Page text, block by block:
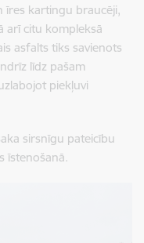
īres kartingu braucēji,
arī citu kompleksā
asfalts tiks savienots
līdz pašam
piekļuvi
sirsnīgu pateicību
īstenošanā.